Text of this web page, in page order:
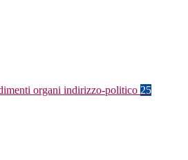
organi indirizzo-politico 25